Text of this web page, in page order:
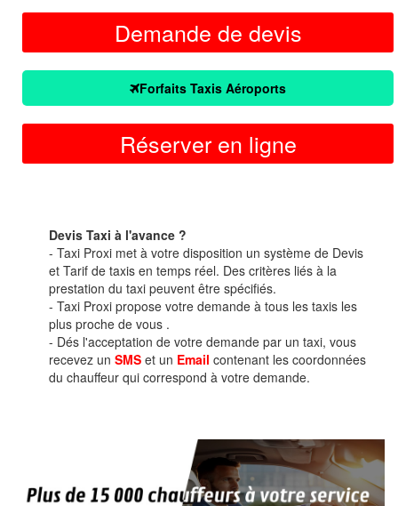
Demande de devis
Forfaits Taxis Aéroports
Réserver en ligne
Devis Taxi à l'avance ?
- Taxi Proxi met à votre disposition un système de Devis
et Tarif de taxis en temps réel. Des critères liés à la
prestation du taxi peuvent être spécifiés.
- Taxi Proxi propose votre demande à tous les taxis les
plus proche de vous .
- Dés l'acceptation de votre demande par un taxi, vous
recevez un SMS et un Email contenant les coordonnées
du chauffeur qui correspond à votre demande.